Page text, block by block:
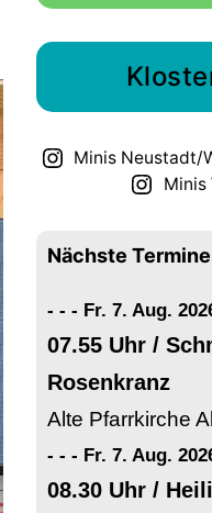
Minis Neustadt/
Minis
Nächste Termine
- - - Fr. 7. Aug.
07.55 Uhr /
Rosenkranz
Alte Pfarrkirche
- - - Fr. 7. Aug.
08.30 Uhr /